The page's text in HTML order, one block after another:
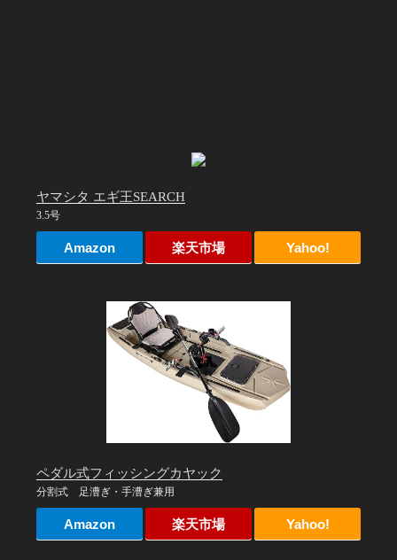
ヤマシタ エギ王SEARCH
3.5号
Amazon 楽天市場 Yahoo!
ペダル式フィッシングカヤック
分割式 足漕ぎ・手漕ぎ兼用
Amazon 楽天市場 Yahoo!